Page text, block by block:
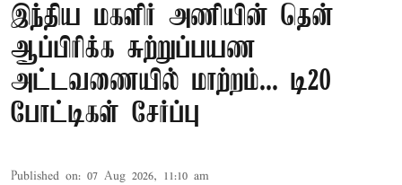
இந்திய மகளிர் அணியின் தென்
ஆப்பிரிக்க சுற்றுப்பயண
அட்டவணையில் மாற்றம்... டி20
போட்டிகள் சேர்ப்பு
Published on: 07 Aug 2026, 11:10 am